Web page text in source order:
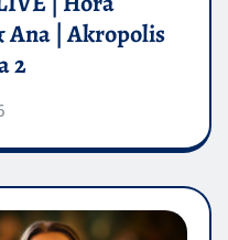
Ana | Akropolis
2